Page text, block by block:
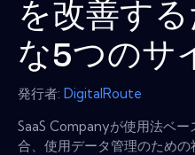
を改善す
な5つのサ
発行者: DigitalRoute
SaaS Companyが使用法ベ
合、使用データ管理のため